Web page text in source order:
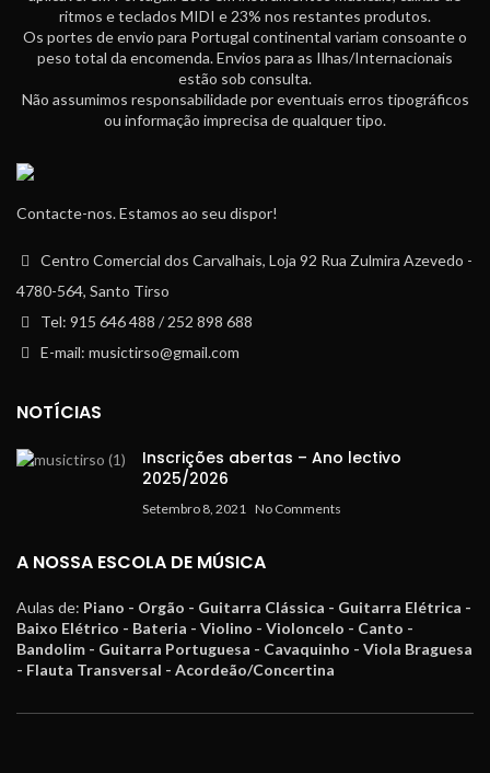
ritmos e teclados MIDI e 23% nos restantes produtos.
Os portes de envio para Portugal continental variam consoante o
peso total da encomenda. Envios para as Ilhas/Internacionais
estão sob consulta.
Não assumimos responsabilidade por eventuais erros tipográficos
ou informação imprecisa de qualquer tipo.
Contacte-nos. Estamos ao seu dispor!
Centro Comercial dos Carvalhais, Loja 92 Rua Zulmira Azevedo -
4780-564, Santo Tirso
Tel: 915 646 488 / 252 898 688
E-mail: musictirso@gmail.com
NOTÍCIAS
Inscrições abertas – Ano lectivo
2025/2026
Setembro 8, 2021 No Comments
A NOSSA ESCOLA DE MÚSICA
Aulas de: Piano - Orgão - Guitarra Clássica - Guitarra Elétrica -
Baixo Elétrico - Bateria - Violino - Violoncelo - Canto -
Bandolim - Guitarra Portuguesa - Cavaquinho - Viola Braguesa
- Flauta Transversal - Acordeão/Concertina